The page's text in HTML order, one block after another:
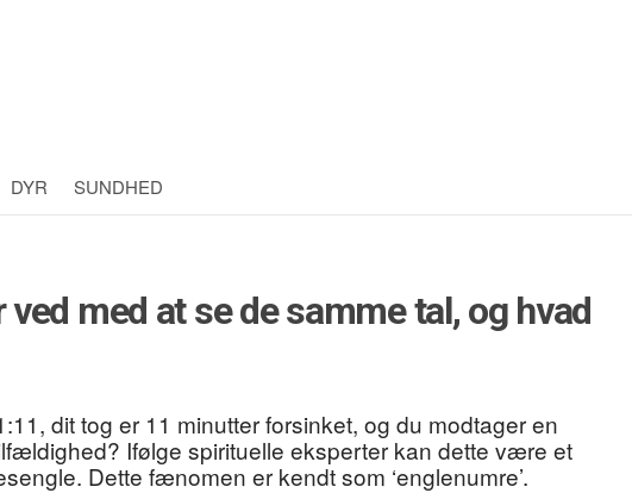
DYR SUNDHED
med at se de samme tal, og hvad
dit tog er 11 minutter forsinket, og du modtager en
Ifølge spirituelle eksperter kan dette være et
Dette fænomen er kendt som ‘englenumre’.